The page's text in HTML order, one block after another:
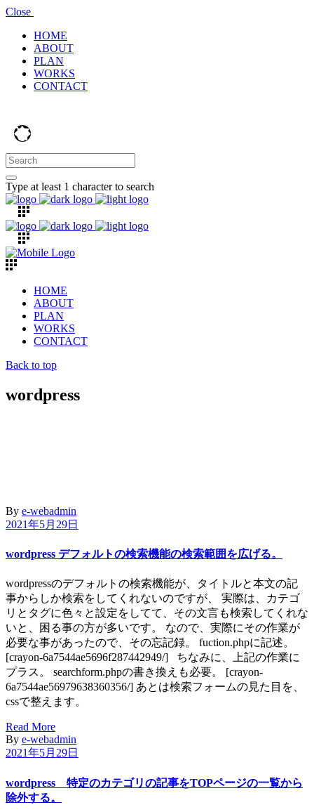
Close
HOME
ABOUT
PLAN
WORKS
CONTACT
Type at least 1 character to search
HOME
ABOUT
PLAN
WORKS
CONTACT
Back to top
wordpress
By e-webadmin
2021年5月29日
wordpress デフォルトの検索機能の検索範囲を広げる。
wordpressのデフォルトの検索機能が、タイトルと本文の記
事からしか検索をしてくれないのですが、 実際は、カテゴ
リとタグに色々と設定をしてて、その文言も検索してくれな
いと、困る事の方が多いです。 なので、実際にその作業が
必要な事があったので、その忘記録。 fuction.phpに記述。
[crayon-6a7544ae5696f287442949/] ちなみに、上記の作業に
プラス。 searchform.phpの書き換えも必要。 [crayon-
6a7544ae56979638360356/] あとは検索フォームの見た目を、
cssで整えます。
Read More
By e-webadmin
2021年5月29日
wordpress 特定のカテゴリの記事をTOPページの一覧から
除外する。